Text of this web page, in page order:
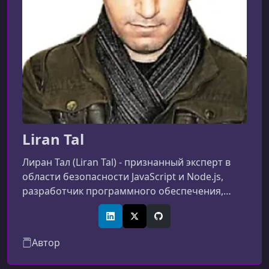
Liran Tal
Лиран Тал (Liran Tal) - признанный эксперт в
области безопасности JavaScript и Node.js,
разработчик программного обеспечения,
исследователь в области безопасности и
активный участник сообщества с открытым
группы по безопасности Node.js Foundation,
Лиран рассмотрел сотни отчетов о
LinkedInX (Twitter)GitHub
Автор